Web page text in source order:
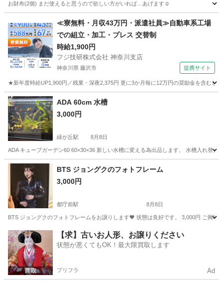
お財布(2個) まだ使えると思うので欲しい方がいれば…あげます☺︎
金町駅 その他
≪寮無料・月収43万円・派遣社員≫自動車系工場
での組立・加工・プレス 交替制
時給1,900円
フジ技研株式会社 神奈川支店
神奈川県 藤沢市 提携サイト
★新年度時給UP1,900円／残業・深夜2,375円 更に3か月毎に12万円の奨励金を含む
神奈川 藤沢市
ADA 60cm 水槽
3,000円
緑が丘駅 8月8日
ADA キューブガーデン60 60×30×36 新しい水槽に変える為出品します。 水槽入れ替
東京 目黒区 緑が丘駅 その他
BTS ジョングクのフォトフレーム
3,000円
都庁前駅 8月8日
BTS ジョングクのフォトフレームをお譲りします🖤 状態は良好です。 3,000円 ご興味
東京 新宿区 都庁前駅 その他 BTS
【求】古いお人形、お譲りください
状態が悪くてもOK！最大限買取します
プリフラ Ad